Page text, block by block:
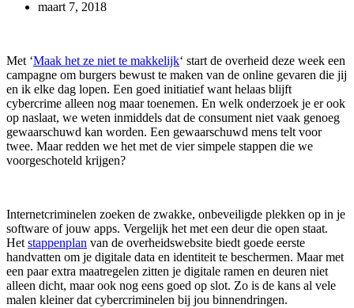
maart 7, 2018
Met ‘Maak het ze niet te makkelijk‘ start de overheid deze week een
campagne om burgers bewust te maken van de online gevaren die jij
en ik elke dag lopen. Een goed initiatief want helaas blijft
cybercrime alleen nog maar toenemen. En welk onderzoek je er ook
op naslaat, we weten inmiddels dat de consument niet vaak genoeg
gewaarschuwd kan worden. Een gewaarschuwd mens telt voor
twee. Maar redden we het met de vier simpele stappen die we
voorgeschoteld krijgen?
Internetcriminelen zoeken de zwakke, onbeveiligde plekken op in je
software of jouw apps. Vergelijk het met een deur die open staat.
Het stappenplan van de overheidswebsite biedt goede eerste
handvatten om je digitale data en identiteit te beschermen. Maar met
een paar extra maatregelen zitten je digitale ramen en deuren niet
alleen dicht, maar ook nog eens goed op slot. Zo is de kans al vele
malen kleiner dat cybercriminelen bij jou binnendringen.